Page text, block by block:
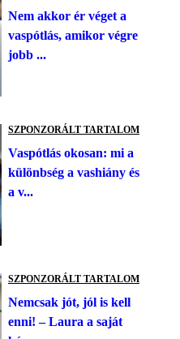
Nem akkor ér véget a
vaspótlás, amikor végre
jobb ...
SZPONZORÁLT TARTALOM
Vaspótlás okosan: mi a
különbség a vashiány és
a v...
SZPONZORÁLT TARTALOM
Nemcsak jót, jól is kell
enni! – Laura a saját